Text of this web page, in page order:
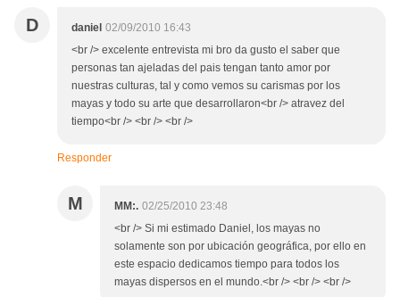
D daniel 02/09/2010 16:43
<br /> excelente entrevista mi bro da gusto el saber que
personas tan ajeladas del pais tengan tanto amor por
nuestras culturas, tal y como vemos su carismas por los
mayas y todo su arte que desarrollaron<br /> atravez del
tiempo<br /> <br /> <br />
Responder
M MM:. 02/25/2010 23:48
<br /> Si mi estimado Daniel, los mayas no
solamente son por ubicación geográfica, por ello en
este espacio dedicamos tiempo para todos los
mayas dispersos en el mundo.<br /> <br /> <br />